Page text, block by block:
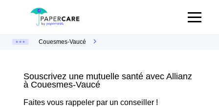
Couesmes-Vaucé
Souscrivez une mutuelle santé avec Allianz
à Couesmes-Vaucé
Faites vous rappeler par un conseiller !